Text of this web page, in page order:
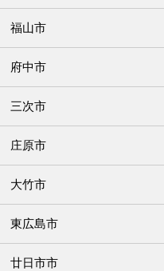
福山市
府中市
三次市
庄原市
大竹市
東広島市
廿日市市